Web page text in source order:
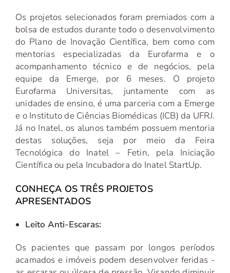
Os projetos selecionados foram premiados com a
bolsa de estudos durante todo o desenvolvimento
do Plano de Inovação Científica, bem como com
mentorias especializadas da Eurofarma e o
acompanhamento técnico e de negócios, pela
equipe da Emerge, por 6 meses. O projeto
Eurofarma Universitas, juntamente com as
unidades de ensino, é uma parceria com a Emerge
e o Instituto de Ciências Biomédicas (ICB) da UFRJ.
Já no Inatel, os alunos também possuem mentoria
destas soluções, seja por meio da Feira
Tecnológica do Inatel – Fetin, pela Iniciação
Científica ou pela Incubadora do Inatel StartUp.
CONHEÇA OS TRÊS PROJETOS
APRESENTADOS
Leito Anti-Escaras:
Os pacientes que passam por longos períodos
acamados e imóveis podem desenvolver feridas -